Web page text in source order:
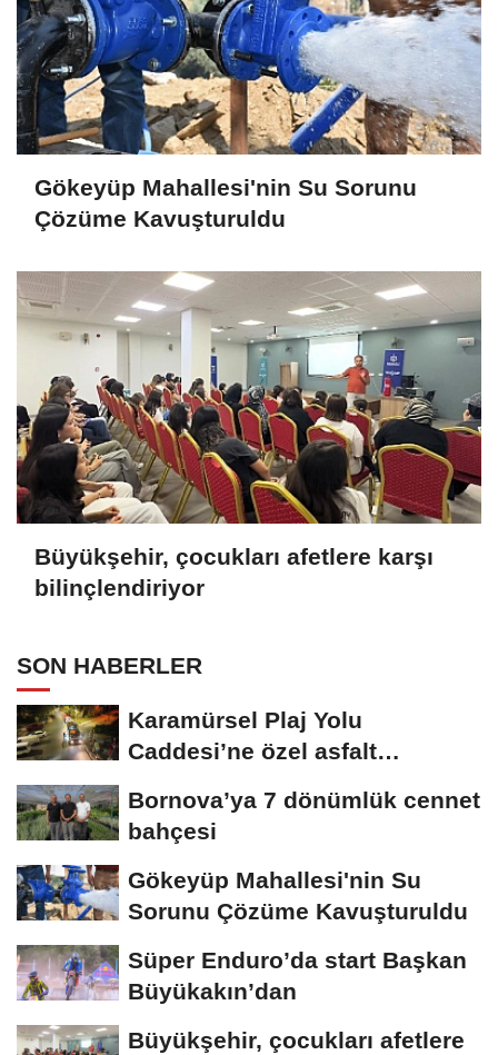
Gökeyüp Mahallesi'nin Su Sorunu
Çözüme Kavuşturuldu
Büyükşehir, çocukları afetlere karşı
bilinçlendiriyor
SON HABERLER
Karamürsel Plaj Yolu
Caddesi’ne özel asfalt
Bornova’ya 7 dönümlük cennet
bahçesi
Gökeyüp Mahallesi'nin Su
Sorunu Çözüme Kavuşturuldu
Süper Enduro’da start Başkan
Büyükakın’dan
Büyükşehir, çocukları afetlere